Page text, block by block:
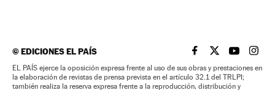
©EDICIONES EL PAÍS EL PAÍS BRASIL EN
EL PAÍSEL PAÍS
EL
EL PAÍS ejerce la oposición expresa frente al uso de sus obras y prestaciones en
la elaboración de revistas de prensa prevista en el artículo 32.1 del TRLPI;
también realiza la reserva expresa frente a la reproducción, distribución y